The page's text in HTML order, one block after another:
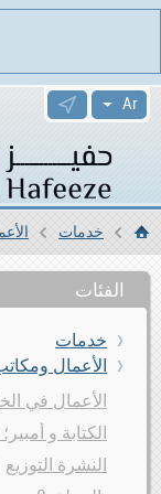
الرئيسيةخدمات
الفئات
خدمات
الأعمال
الأعمال في
الكتابة و
النشرة التوزيع